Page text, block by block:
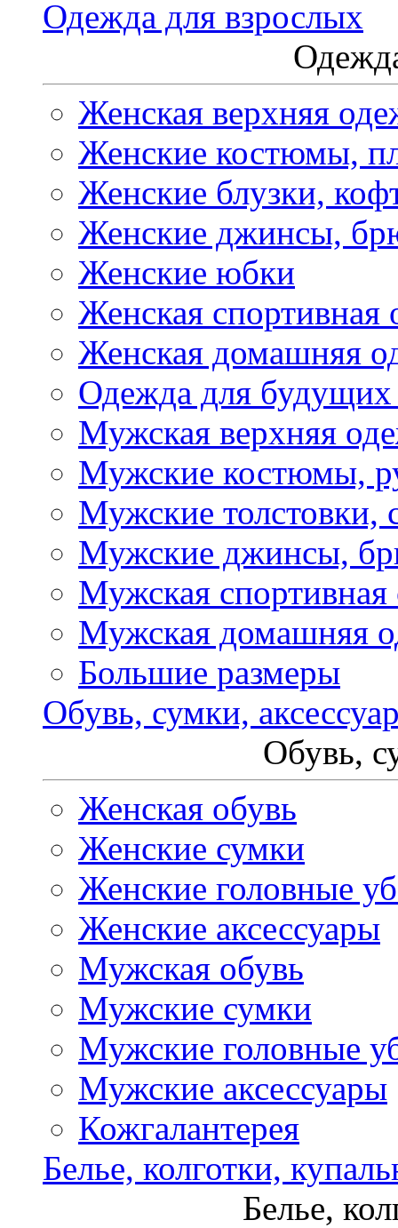
Одежда для взрослых
Женская верхняя
Женские костюмы,
Женские блузки,
Женские джинсы,
Женские юбки
Женская спортивная
Женская домашняя
Одежда для
Мужская верхняя
Мужские костюмы,
Мужские толстовки,
Мужские джинсы,
Мужская спортивная
Мужская домашняя
Большие размеры
Обувь, сумки,
Обувь,
Женская обувь
Женские сумки
Женские головные
Женские аксессуары
Мужская обувь
Мужские сумки
Мужские головные
Мужские аксессуары
Кожгалантерея
Белье, колготки,
Белье,